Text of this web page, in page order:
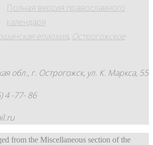
Полная версия православного
календаря
епархия, Острогожское
обл., г. Острогожск, ул. К. Маркса, 55
4 -77- 86
from the Miscellaneous section of the